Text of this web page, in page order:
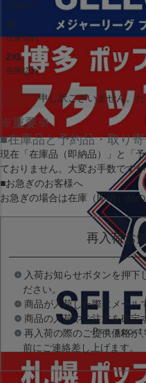
在庫切れ
XL
在庫切れ
2XL
在庫切れ
申し訳ございません。
※重要※
■在庫品と予約品・取り
現在 「在庫品（即納品）」 と 「
ておりません。大変お手数です
■お急ぎのお客様へ
お急ぎの場合は在庫（即納）品
再入荷お
入荷お知らせボタンを押下
ださい。
商品が入荷した際にメール
商品の入荷やご注文を確定
再入荷の際のご提供価格が
前にご連絡差し上げます。